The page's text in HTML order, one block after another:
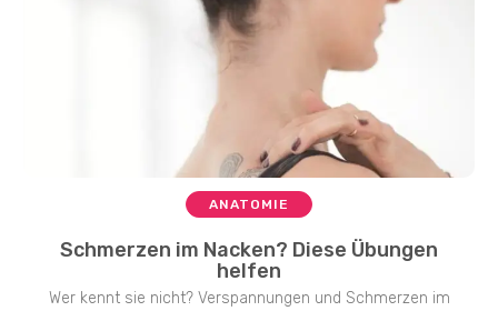
ANATOMIE
Schmerzen im Nacken? Diese Übungen
helfen
Wer kennt sie nicht? Verspannungen und Schmerzen im